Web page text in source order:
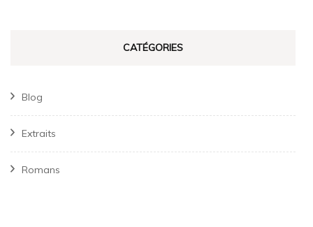
CATÉGORIES
Blog
Extraits
Romans